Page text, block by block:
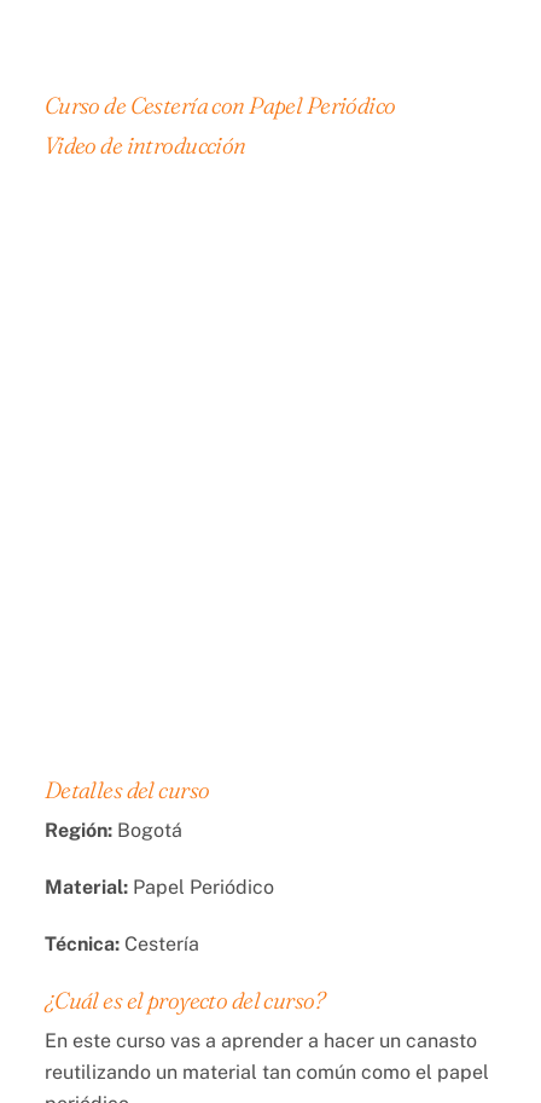
Curso de Cestería con Papel Periódico
Video de introducción
Detalles del curso
Región:Bogotá
Material:Papel Periódico
Técnica:Cestería
¿Cuál es el proyecto del curso?
En este curso vas a aprender a hacer un canasto
reutilizando un material tan común como el papel